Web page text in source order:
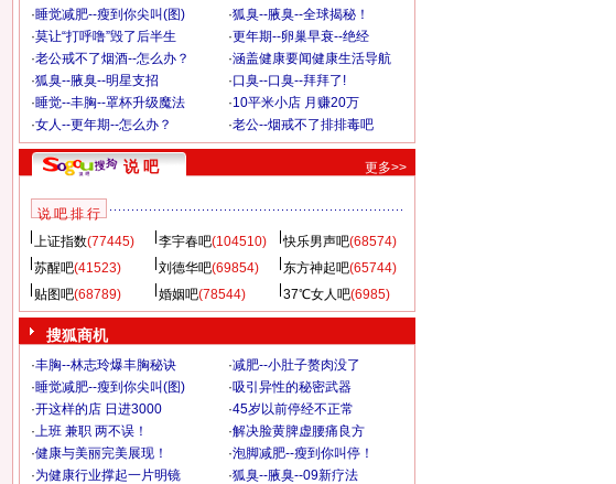
·睡觉减肥--瘦到你尖叫(图) ·狐臭--腋臭--全球揭秘！
·莫让“打呼噜”毁了后半生 ·更年期--卵巢早衰--绝经
·老公戒不了烟酒--怎么办？ ·涵盖健康要闻健康生活导航
·狐臭--腋臭--明星支招 ·口臭--口臭--拜拜了!
·睡觉--丰胸--罩杯升级魔法 ·10平米小店 月赚20万
·女人--更年期--怎么办？ ·老公--烟戒不了排排毒吧
说 吧 更多>>
说 吧 排 行
上证指数(77445) 李宇春吧(104510) 快乐男声吧(68574)
苏醒吧(41523) 刘德华吧(69854) 东方神起吧(65744)
贴图吧(68789) 婚姻吧(78544) 37℃女人吧(6985)
搜狐商机
·丰胸--林志玲爆丰胸秘诀 ·减肥--小肚子赘肉没了
·睡觉减肥--瘦到你尖叫(图) ·吸引异性的秘密武器
·开这样的店 日进3000 ·45岁以前停经不正常
·上班 兼职 两不误！ ·解决脸黄脾虚腰痛良方
·健康与美丽完美展现！ ·泡脚减肥--瘦到你叫停！
·为健康行业撑起一片明镜 ·狐臭--腋臭--09新疗法